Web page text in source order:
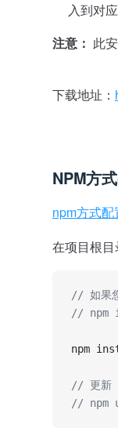
入到对
注意： 此
下载地址：
NPM方
npm方式配
在项目根目
// 如果
//
npm
// 更新
// npm